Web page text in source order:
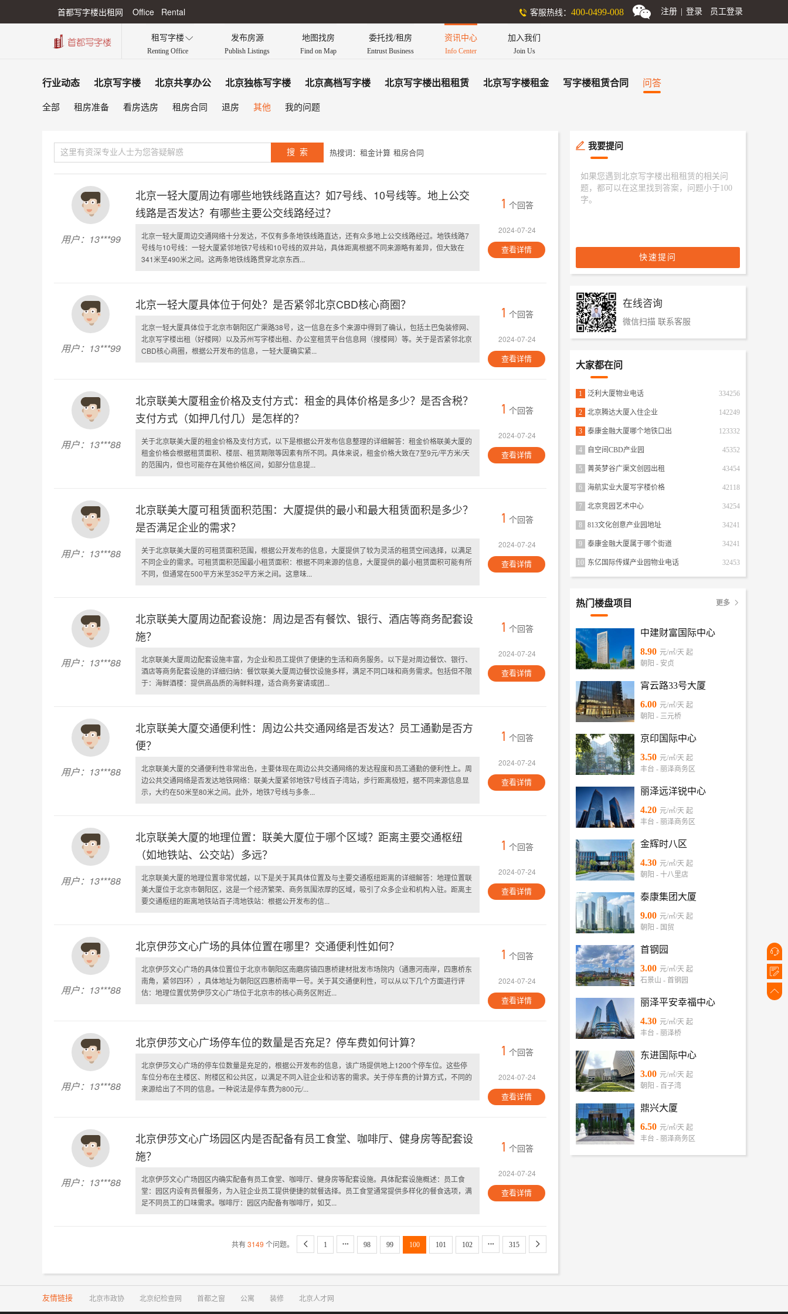
首都写字楼出租网 Office Rental 客服热线： 400-0499-008 注册 登录 员工登录
租写字楼
Renting Office
 发布房源
Publish Listings
地图找房
Find on Map
委托找/租房
Entrust Business
资讯中心
Info Center
加入我们
Join Us
行业动态 北京写字楼 北京共享办公 北京独栋写字楼 北京高档写字楼 北京写字楼出租租赁 北京写字楼租金 写字楼租赁合同 问答
全部 租房准备 看房选房 租房合同 退房 其他 我的问题
热搜词： 租金计算 租房合同
用户：13***99
北京一轻大厦周边有哪些地铁线路直达？如7号线、10号线等。地上公交
线路是否发达？有哪些主要公交线路经过？
北京一轻大厦周边交通网络十分发达，不仅有多条地铁线路直达，还有众多地上公交线路经过。地铁线路7
号线与10号线：一轻大厦紧邻地铁7号线和10号线的双井站，具体距离根据不同来源略有差异，但大致在
341米至490米之间。这两条地铁线路贯穿北京东西...
1 个回答
2024-07-24
查看详情
用户：13***99
北京一轻大厦具体位于何处？是否紧邻北京CBD核心商圈？
北京一轻大厦具体位于北京市朝阳区广渠路38号，这一信息在多个来源中得到了确认，包括土巴兔装修网、
北京写字楼出租（好楼网）以及苏州写字楼出租、办公室租赁平台信息网（搜楼网）等。关于是否紧邻北京
CBD核心商圈，根据公开发布的信息，一轻大厦确实紧...
1 个回答
2024-07-24
查看详情
用户：13***88
北京联美大厦租金价格及支付方式：租金的具体价格是多少？是否含税？
支付方式（如押几付几）是怎样的？
关于北京联美大厦的租金价格及支付方式，以下是根据公开发布信息整理的详细解答：租金价格联美大厦的
租金价格会根据租赁面积、楼层、租赁期限等因素有所不同。具体来说，租金价格大致在7至9元/平方米/天
的范围内，但也可能存在其他价格区间，如部分信息提...
1 个回答
2024-07-24
查看详情
用户：13***88
北京联美大厦可租赁面积范围：大厦提供的最小和最大租赁面积是多少？
是否满足企业的需求？
关于北京联美大厦的可租赁面积范围，根据公开发布的信息，大厦提供了较为灵活的租赁空间选择，以满足
不同企业的需求。可租赁面积范围最小租赁面积：根据不同来源的信息，大厦提供的最小租赁面积可能有所
不同，但通常在500平方米至352平方米之间。这意味...
1 个回答
2024-07-24
查看详情
用户：13***88
北京联美大厦周边配套设施：周边是否有餐饮、银行、酒店等商务配套设
施？
北京联美大厦周边配套设施丰富，为企业和员工提供了便捷的生活和商务服务。以下是对周边餐饮、银行、
酒店等商务配套设施的详细归纳：餐饮联美大厦周边餐饮设施多样，满足不同口味和商务需求。包括但不限
于：海鲜酒楼：提供高品质的海鲜料理，适合商务宴请或团...
1 个回答
2024-07-24
查看详情
用户：13***88
北京联美大厦交通便利性：周边公共交通网络是否发达？员工通勤是否方
便？
北京联美大厦的交通便利性非常出色，主要体现在周边公共交通网络的发达程度和员工通勤的便利性上。周
边公共交通网络是否发达地铁网络：联美大厦紧邻地铁7号线百子湾站，步行距离极短，据不同来源信息显
示，大约在50米至80米之间。此外，地铁7号线与多条...
1 个回答
2024-07-24
查看详情
用户：13***88
北京联美大厦的地理位置：联美大厦位于哪个区域？距离主要交通枢纽
（如地铁站、公交站）多远？
北京联美大厦的地理位置非常优越，以下是关于其具体位置及与主要交通枢纽距离的详细解答：地理位置联
美大厦位于北京市朝阳区，这是一个经济繁荣、商务氛围浓厚的区域，吸引了众多企业和机构入驻。距离主
要交通枢纽的距离地铁站百子湾地铁站：根据公开发布的信...
1 个回答
2024-07-24
查看详情
用户：13***88
北京伊莎文心广场的具体位置在哪里？交通便利性如何？
北京伊莎文心广场的具体位置位于北京市朝阳区南磨房镇四惠桥建材批发市场院内（通惠河南岸，四惠桥东
南角，紧邻四环），具体地址为朝阳区四惠桥南甲一号。关于其交通便利性，可以从以下几个方面进行评
估：地理位置优势伊莎文心广场位于北京市的核心商务区附近...
1 个回答
2024-07-24
查看详情
用户：13***88
北京伊莎文心广场停车位的数量是否充足？停车费如何计算？
北京伊莎文心广场的停车位数量是充足的，根据公开发布的信息，该广场提供地上1200个停车位。这些停
车位分布在主楼区、附楼区和公共区，以满足不同入驻企业和访客的需求。关于停车费的计算方式，不同的
来源给出了不同的信息。一种说法是停车费为800元/...
1 个回答
2024-07-24
查看详情
用户：13***88
北京伊莎文心广场园区内是否配备有员工食堂、咖啡厅、健身房等配套设
施？
北京伊莎文心广场园区内确实配备有员工食堂、咖啡厅、健身房等配套设施。具体配套设施概述：员工食
堂：园区内设有员餐服务，为入驻企业员工提供便捷的就餐选择。员工食堂通常提供多样化的餐食选项，满
足不同员工的口味需求。咖啡厅：园区内配备有咖啡厅，如艾...
1 个回答
2024-07-24
查看详情
共有3149 个问题。  1  98 99 100 101 102  315 
 我要提问
快速提问
在线咨询
微信扫描 联系客服
大家都在问
1 泛利大厦物业电话 334256
2 北京腾达大厦入住企业 142249
3 泰康金融大厦哪个地铁口出 123332
4 自空间CBD产业园 45352
5 菁英梦谷广渠文创园出租 43454
6 海航实业大厦写字楼价格 42118
7 北京竞园艺术中心 34254
8 813文化创意产业园地址 34241
9 泰康金融大厦属于哪个街道 34241
10 东亿国际传媒产业园物业电话 32453
热门楼盘项目 更多 
中建财富国际中心
8.90 元/㎡/天 起
朝阳 - 安贞
霄云路33号大厦
6.00 元/㎡/天 起
朝阳 - 三元桥
京印国际中心
3.50 元/㎡/天 起
丰台 - 丽泽商务区
丽泽远洋锐中心
4.20 元/㎡/天 起
丰台 - 丽泽商务区
金辉时八区
4.30 元/㎡/天 起
朝阳 - 十八里店
泰康集团大厦
9.00 元/㎡/天 起
朝阳 - 国贸
首钢园
3.00 元/㎡/天 起
石景山 - 首钢园
丽泽平安幸福中心
4.30 元/㎡/天 起
丰台 - 丽泽桥
东进国际中心
3.00 元/㎡/天 起
朝阳 - 百子湾
鼎兴大厦
6.50 元/㎡/天 起
丰台 - 丽泽商务区
友情链接 北京市政协 北京纪检查网 首都之窗 公寓 装修 北京人才网


